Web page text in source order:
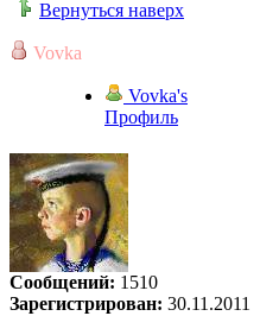
Вернуться наверх
Vovka
Vovka's
Профиль
Сообщений: 1510
Зарегистрирован: 30.11.2011